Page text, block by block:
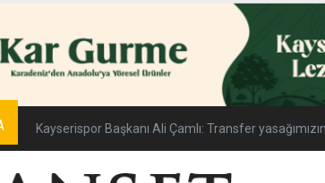
Kayserispor Başkanı Ali Çamlı: Transfer yasağımızın